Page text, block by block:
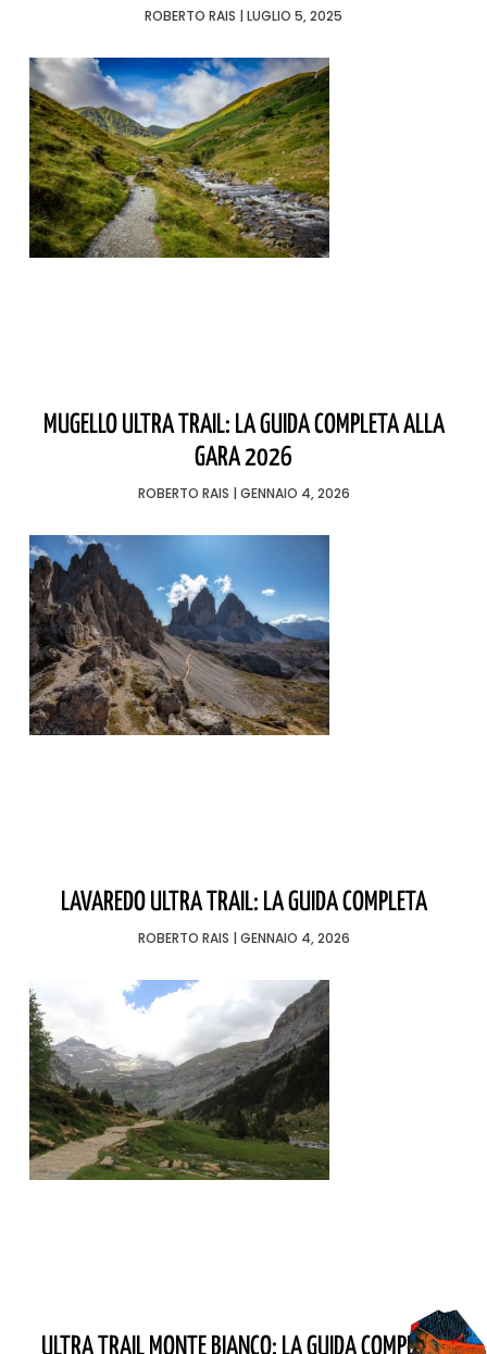
ROBERTO RAIS LUGLIO 5, 2025
MUGELLO ULTRA TRAIL: LA GUIDA COMPLETA ALLA
GARA 2026
ROBERTO RAIS GENNAIO 4, 2026
LAVAREDO ULTRA TRAIL: LA GUIDA COMPLETA
ROBERTO RAIS GENNAIO 4, 2026
ULTRA TRAIL MONTE BIANCO: LA GUIDA COMPLETA